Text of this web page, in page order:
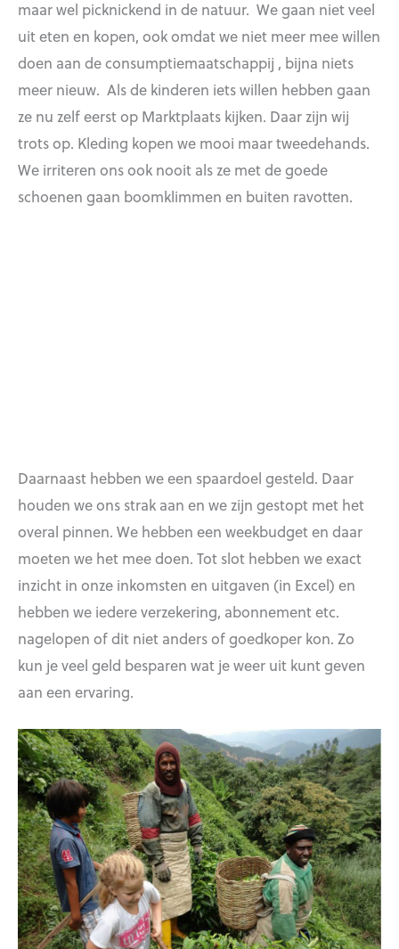
maar wel picknickend in de natuur. We gaan niet veel
uit eten en kopen, ook omdat we niet meer mee willen
doen aan de consumptiemaatschappij , bijna niets
meer nieuw. Als de kinderen iets willen hebben gaan
ze nu zelf eerst op Marktplaats kijken. Daar zijn wij
trots op. Kleding kopen we mooi maar tweedehands.
We irriteren ons ook nooit als ze met de goede
schoenen gaan boomklimmen en buiten ravotten.
Daarnaast hebben we een spaardoel gesteld. Daar
houden we ons strak aan en we zijn gestopt met het
overal pinnen. We hebben een weekbudget en daar
moeten we het mee doen. Tot slot hebben we exact
inzicht in onze inkomsten en uitgaven (in Excel) en
hebben we iedere verzekering, abonnement etc.
nagelopen of dit niet anders of goedkoper kon. Zo
kun je veel geld besparen wat je weer uit kunt geven
aan een ervaring.